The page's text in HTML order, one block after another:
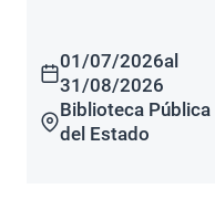
01/07/2026al
31/08/2026
Biblioteca Pública
del Estado